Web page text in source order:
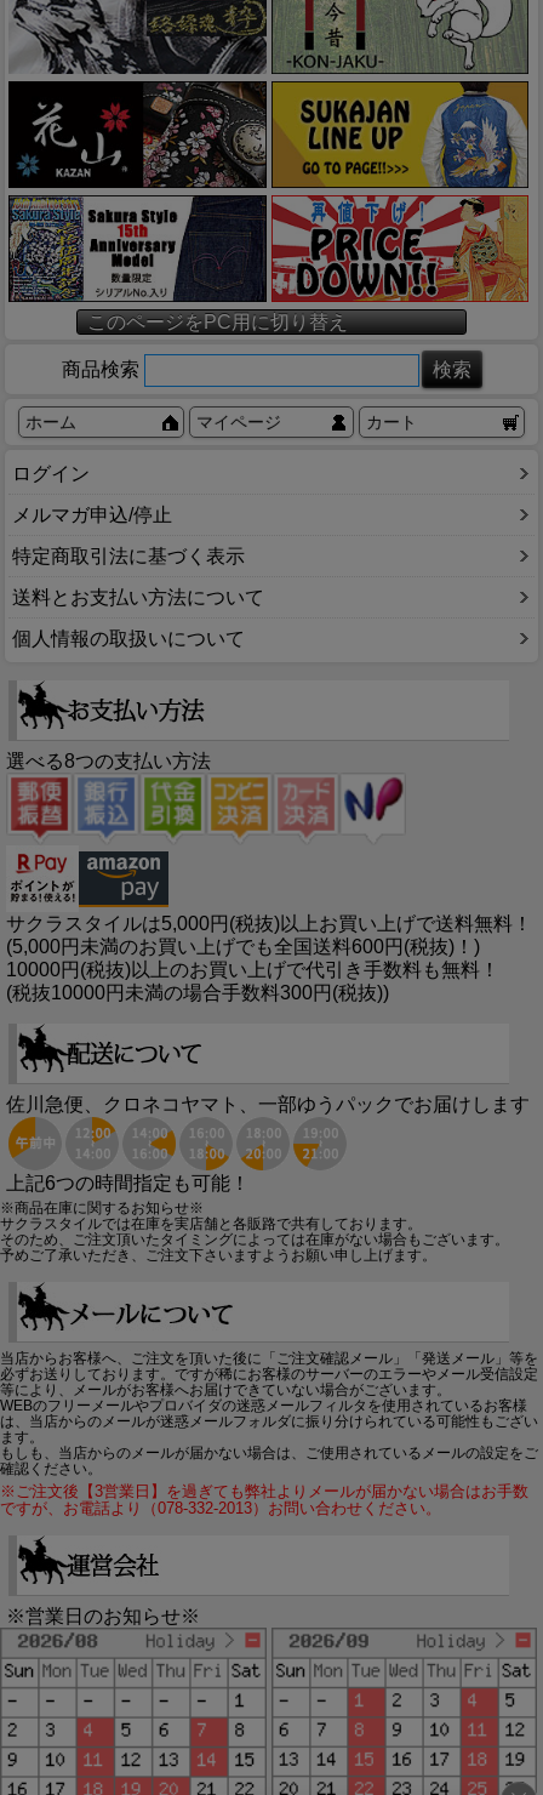
このページをPC用に切り替え
商品検索
ホーム マイページ カート
ログイン
メルマガ申込/停止
特定商取引法に基づく表示
送料とお支払い方法について
個人情報の取扱いについて
選べる8つの支払い方法
サクラスタイルは5,000円(税抜)以上お買い上げで送料無料！
(5,000円未満のお買い上げでも全国送料600円(税抜)！)
10000円(税抜)以上のお買い上げで代引き手数料も無料！
(税抜10000円未満の場合手数料300円(税抜))
佐川急便、クロネコヤマト、一部ゆうパックでお届けします
上記6つの時間指定も可能！
※商品在庫に関するお知らせ※
サクラスタイルでは在庫を実店舗と各販路で共有しております。
そのため、ご注文頂いたタイミングによっては在庫がない場合もございます。
予めご了承いただき、ご注文下さいますようお願い申し上げます。
当店からお客様へ、ご注文を頂いた後に「ご注文確認メール」「発送メール」等を
必ずお送りしております。ですが稀にお客様のサーバーのエラーやメール受信設定
等により、メールがお客様へお届けできていない場合がございます。
WEBのフリーメールやプロバイダの迷惑メールフィルタを使用されているお客様
は、当店からのメールが迷惑メールフォルダに振り分けられている可能性もござい
ます。
もしも、当店からのメールが届かない場合は、ご使用されているメールの設定をご
確認ください。
※ご注文後【3営業日】を過ぎても弊社よりメールが届かない場合はお手数
ですが、お電話より（078-332-2013）お問い合わせください。
※営業日のお知らせ※